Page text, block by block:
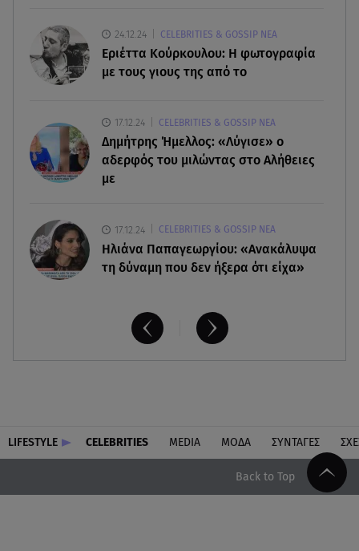
07.08.26 , 21:00
MINI Aceman E: Τα αξεσουάρ για περιπετειώδεις
24.12.24 CELEBRITIES & GOSSIP ΝΕΑ
Εριέττα Κούρκουλου: Η φωτογραφία
με τους γιους της από το
17.12.24 CELEBRITIES & GOSSIP ΝΕΑ
Δημήτρης Ήμελλος: «Λύγισε» ο
αδερφός του μιλώντας στο Αλήθειες
με
17.12.24 CELEBRITIES & GOSSIP ΝΕΑ
Ηλιάνα Παπαγεωργίου: «Ανακάλυψα
τη δύναμη που δεν ήξερα ότι είχα»
LIFESTYLE CELEBRITIES MEDIA ΜΟΔΑ ΣΥΝΤΑΓΕΣ
Back to Top